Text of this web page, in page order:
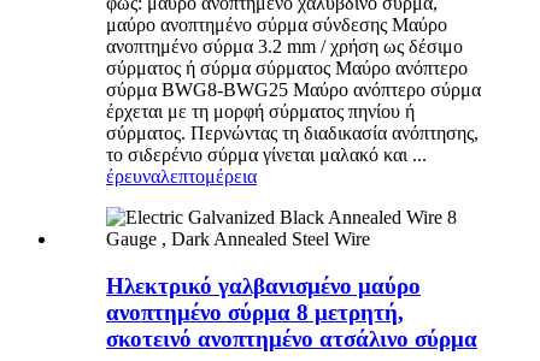
μαύρο ανοπτημένο σύρμα σύνδεσης Μαύρο
ανοπτημένο σύρμα 3.2 mm / χρήση ως δέσιμο
σύρματος ή σύρμα σύρματος Μαύρο ανόπτερο
σύρμα BWG8-BWG25 Μαύρο ανόπτερο σύρμα
έρχεται με τη μορφή σύρματος πηνίου ή
σύρματος. Περνώντας τη διαδικασία ανόπτησης,
το σιδερένιο σύρμα γίνεται μαλακό και ...
έρευναλεπτομέρεια
Ηλεκτρικό γαλβανισμένο μαύρο
ανοπτημένο σύρμα 8 μετρητή,
σκοτεινό ανοπτημένο ατσάλινο σύρμα